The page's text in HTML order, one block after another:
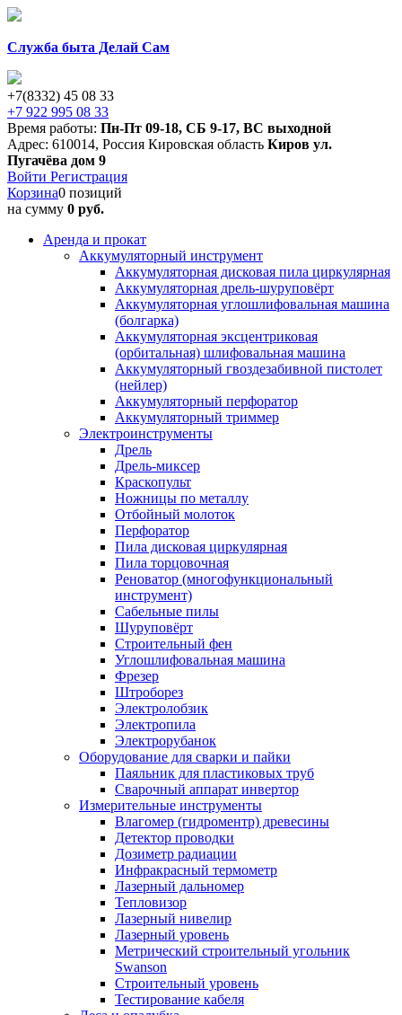
Служба быта Делай Сам
+7(8332) 45 08 33
+7 922 995 08 33
Время работы: Пн-Пт 09-18, СБ 9-17, ВС выходной
Адрес: 610014, Россия Кировская область Киров ул.
Пугачёва дом 9
Войти Регистрация
Корзина0 позиций
на сумму 0 руб.
Аренда и прокат
Аккумуляторный инструмент
Аккумуляторная дисковая пила циркулярная
Аккумуляторная дрель-шуруповёрт
Аккумуляторная углошлифовальная машина
(болгарка)
Аккумуляторная эксцентриковая
(орбитальная) шлифовальная машина
Аккумуляторный гвоздезабивной пистолет
(нейлер)
Аккумуляторный перфоратор
Аккумуляторный триммер
Электроинструменты
Дрель
Дрель-миксер
Краскопульт
Ножницы по металлу
Отбойный молоток
Перфоратор
Пила дисковая циркулярная
Пила торцовочная
Реноватор (многофункциональный
инструмент)
Сабельные пилы
Шуруповёрт
Строительный фен
Углошлифовальная машина
Фрезер
Штроборез
Электролобзик
Электропила
Электрорубанок
Оборудование для сварки и пайки
Паяльник для пластиковых труб
Сварочный аппарат инвертор
Измерительные инструменты
Влагомер (гидроментр) древесины
Детектор проводки
Дозиметр радиации
Инфракрасный термометр
Лазерный дальномер
Тепловизор
Лазерный нивелир
Лазерный уровень
Метрический строительный угольник
Swanson
Строительный уровень
Тестирование кабеля